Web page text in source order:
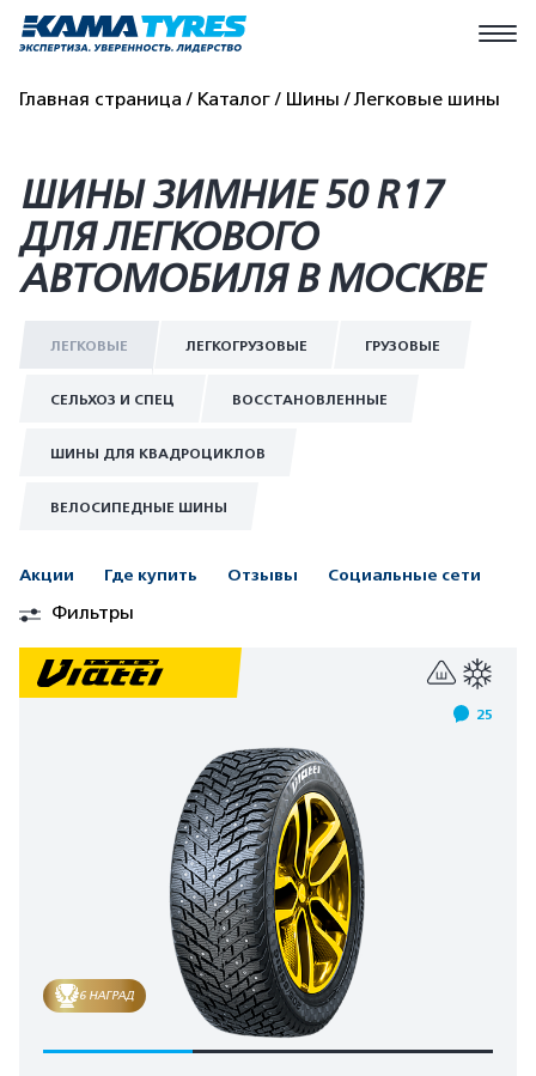
Главная страница Каталог Шины Легковые шины
ШИНЫ ЗИМНИЕ 50 R17
ДЛЯ ЛЕГКОВОГО
АВТОМОБИЛЯ В МОСКВЕ
ЛЕГКОВЫЕ ЛЕГКОГРУЗОВЫЕ ГРУЗОВЫЕ
СЕЛЬХОЗ И СПЕЦ ВОССТАНОВЛЕННЫЕ
ШИНЫ ДЛЯ КВАДРОЦИКЛОВ
ВЕЛОСИПЕДНЫЕ ШИНЫ
Акции Где купить Отзывы Социальные сети
Фильтры
25
6 НАГРАД